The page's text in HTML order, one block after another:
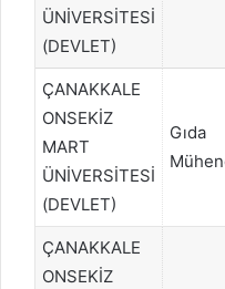
ÜNİVERSİTESİ
(DEVLET)
ÇANAKKALE
ONSEKİZ
MART
ÜNİVERSİTESİ
(DEVLET)
Gıda
ÇANAKKALE
ONSEKİZ